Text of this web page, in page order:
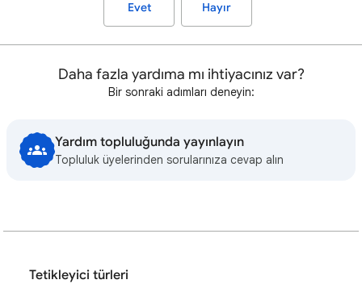
Evet Hayır
Daha fazla yardıma mı ihtiyacınız var?
Bir sonraki adımları deneyin:
Yardım topluluğunda yayınlayın
Topluluk üyelerinden sorularınıza cevap alın
Tetikleyici türleri